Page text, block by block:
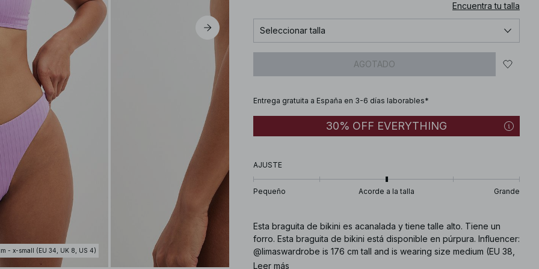
- x-small (EU 34, UK 8, US 4)
Encuentra tu talla
Seleccionar talla
AGOTADO
Entrega gratuita a España en 3-6 días laborables*
30% OFF EVERYTHING
AJUSTE
Pequeño Acorde a la talla Grande
Esta braguita de bikini es acanalada y tiene talle alto. Tiene un
forro. Esta braguita de bikini está disponible en púrpura. Influencer:
@limaswardrobe is 176 cm tall and is wearing size medium (EU 38,
UK 12, US 8).
Leer más